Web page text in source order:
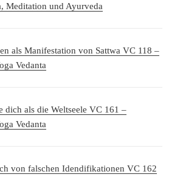
Meditation und Ayurveda
als Manifestation von Sattwa VC 118 –
Vedanta
dich als die Weltseele VC 161 –
Vedanta
von falschen Idendifikationen VC 162